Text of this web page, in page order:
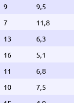
9
9,5
7
11,8
13
6,3
16
5,1
11
6,8
10
7,5